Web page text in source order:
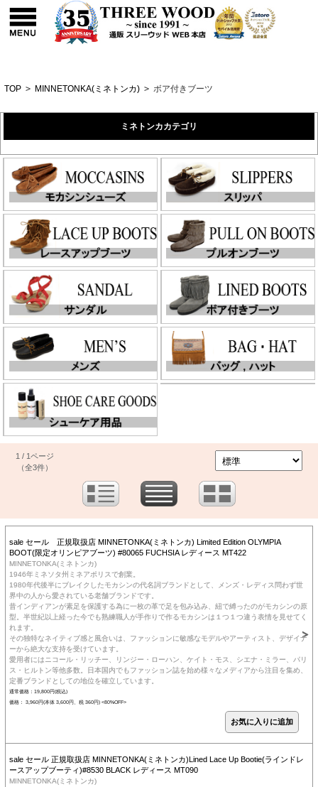
TOP > MINNETONKA(ミネトンカ) > ボア付きブーツ
ミネトンカカテゴリ
1 / 1ページ
（全3件）
sale セール 正規取扱店 MINNETONKA(ミネトンカ) Limited Edition OLYMPIA
BOOT(限定オリンピアブーツ) #80065 FUCHSIA レディース MT422
MINNETONKA(ミネトンカ)
1946年ミネソタ州ミネアポリスで創業。
1980年代後半にブレイクしたモカシンの代名詞ブランドとして、メンズ・レディス問わず世
界中の人から愛されている老舗ブランドです。
昔インディアンが素足を保護する為に一枚の革で足を包み込み、紐で縛ったのがモカシンの原
型。半世紀以上経った今でも熟練職人が手作りで作るモカシンは１つ１つ違う表情を見せてく
れます。
その独特なネイティブ感と風合いは、ファッションに敏感なモデルやアーティスト、デザイナ
ーから絶大な支持を受けています。
愛用者にはニコール・リッチー、リンジー・ローハン、ケイト・モス、シエナ・ミラー、パリ
ス・ヒルトン等他多数。日本国内でもファッション誌を始め様々なメディアから注目を集め、
定番ブランドとしての地位を確立しています。
通常価格：19,800円(税込)
価格： 3,960円(本体 3,600円、税 360円) <80%OFF>
sale セール 正規取扱店 MINNETONKA(ミネトンカ)Lined Lace Up Bootie(ラインドレ
ースアップブーティ)#8530 BLACK レディース MT090
MINNETONKA(ミネトンカ)